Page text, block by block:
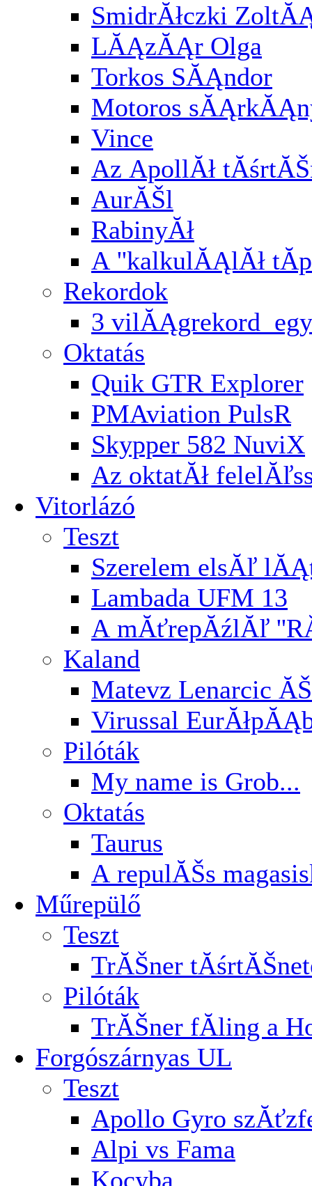
SmidrĂłczki
LĂĄzĂĄr Olga
Torkos SĂĄndor
Motoros
Vince
Az ApollĂł
AurĂŠl
RabinyĂł
A ''kalkulĂĄlĂł
Rekordok
3 vilĂĄgrekord
Oktatás
Quik GTR Explorer
PMAviation PulsR
Skypper 582 NuviX
Az oktatĂł
Vitorlázó
Teszt
Szerelem elsĂľ
Lambada UFM 13
A mĂťrepĂźlĂľ
Kaland
Matevz Lenarcic
Virussal
Pilóták
My name is Grob...
Oktatás
Taurus
A repulĂŠs
Műrepülő
Teszt
TrĂŠner
Pilóták
TrĂŠner fĂ­ling a
Forgószárnyas UL
Teszt
Apollo Gyro
Alpi vs Fama
Kocyba